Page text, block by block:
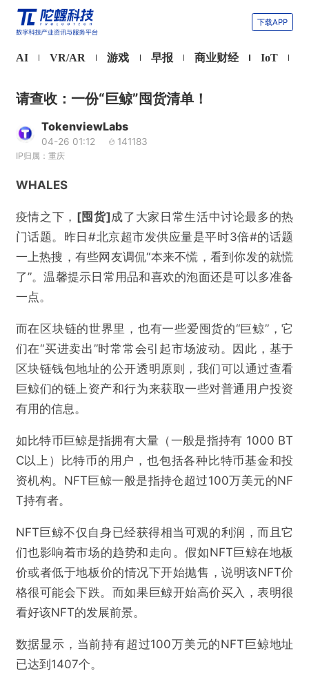
下载APP
AI VR/AR 游戏 早报 商业财经 IoT
请查收：一份“巨鲸”囤货清单！
TokenviewLabs
04-26 01:12 141183
IP归属：重庆
WHALES
疫情之下， [囤货]成了大家日常生活中讨论最多的热
门话题。昨日#北京超市发供应量是平时3倍#的话题
一上热搜，有些网友调侃“本来不慌，看到你发的就慌
了”。温馨提示日常用品和喜欢的泡面还是可以多准备
一点。
而在区块链的世界里，也有一些爱囤货的“巨鲸”，它
们在“买进卖出”时常常会引起市场波动。因此，基于
区块链钱包地址的公开透明原则，我们可以通过查看
巨鲸们的链上资产和行为来获取一些对普通用户投资
有用的信息。
如比特币巨鲸是指拥有大量（一般是指持有 1000 BT
C以上）比特币的用户，也包括各种比特币基金和投
资机构。NFT巨鲸一般是指持仓超过100万美元的NF
T持有者。
NFT巨鲸不仅自身已经获得相当可观的利润，而且它
们也影响着市场的趋势和走向。假如NFT巨鲸在地板
价或者低于地板价的情况下开始抛售，说明该NFT价
格很可能会下跌。而如果巨鲸开始高价买入，表明很
看好该NFT的发展前景。
数据显示，当前持有超过100万美元的NFT巨鲸地址
已达到1407个。